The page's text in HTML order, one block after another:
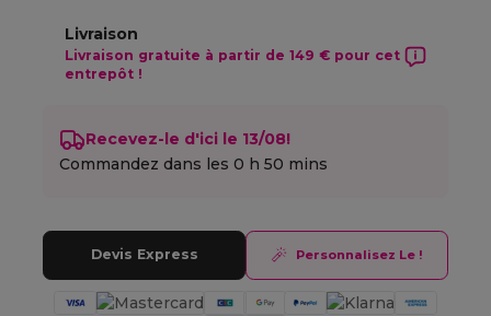
Livraison
Livraison gratuite à partir de 149 € pour cet
entrepôt !
Recevez-le d'ici le 13/08!
Commandez dans les0 h 50 mins
Devis Express Personnalisez Le !